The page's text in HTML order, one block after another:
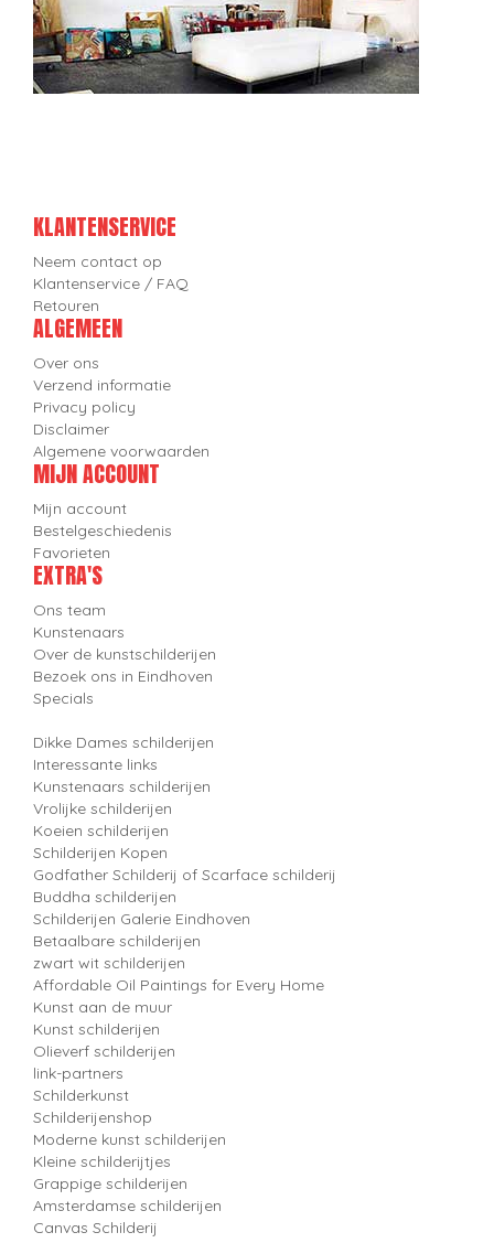
KLANTENSERVICE
Neem contact op
Klantenservice / FAQ
Retouren
ALGEMEEN
Over ons
Verzend informatie
Privacy policy
Disclaimer
Algemene voorwaarden
MIJN ACCOUNT
Mijn account
Bestelgeschiedenis
Favorieten
EXTRA'S
Ons team
Kunstenaars
Over de kunstschilderijen
Bezoek ons in Eindhoven
Specials
Dikke Dames schilderijen
Interessante links
Kunstenaars schilderijen
Vrolijke schilderijen
Koeien schilderijen
Schilderijen Kopen
Godfather Schilderij of Scarface schilderij
Buddha schilderijen
Schilderijen Galerie Eindhoven
Betaalbare schilderijen
zwart wit schilderijen
Affordable Oil Paintings for Every Home
Kunst aan de muur
Kunst schilderijen
Olieverf schilderijen
link-partners
Schilderkunst
Schilderijenshop
Moderne kunst schilderijen
Kleine schilderijtjes
Grappige schilderijen
Amsterdamse schilderijen
Canvas Schilderij